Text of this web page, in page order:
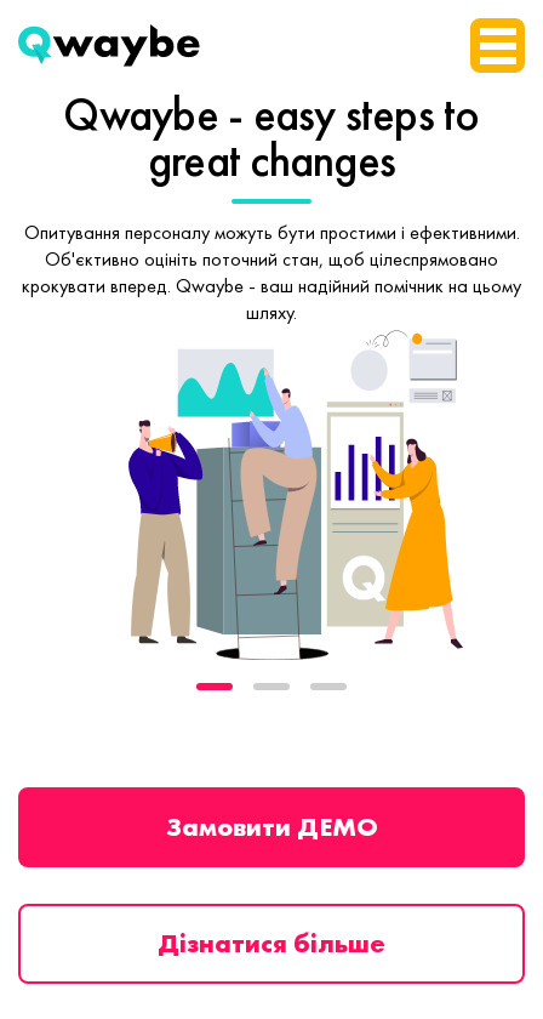
Qwaybe - easy stepsto
great changes
Опитування персоналу можуть бути простими і ефективними.
Об'єктивно оцініть поточний стан, щоб цілеспрямовано
крокувати вперед. Qwaybe - ваш надійний помічник на цьому
шляху.
Замовити ДЕМО
Дізнатися більше